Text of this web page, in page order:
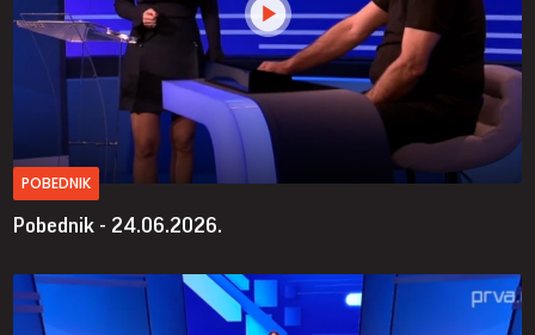
POBEDNIK
Pobednik - 24.06.2026.